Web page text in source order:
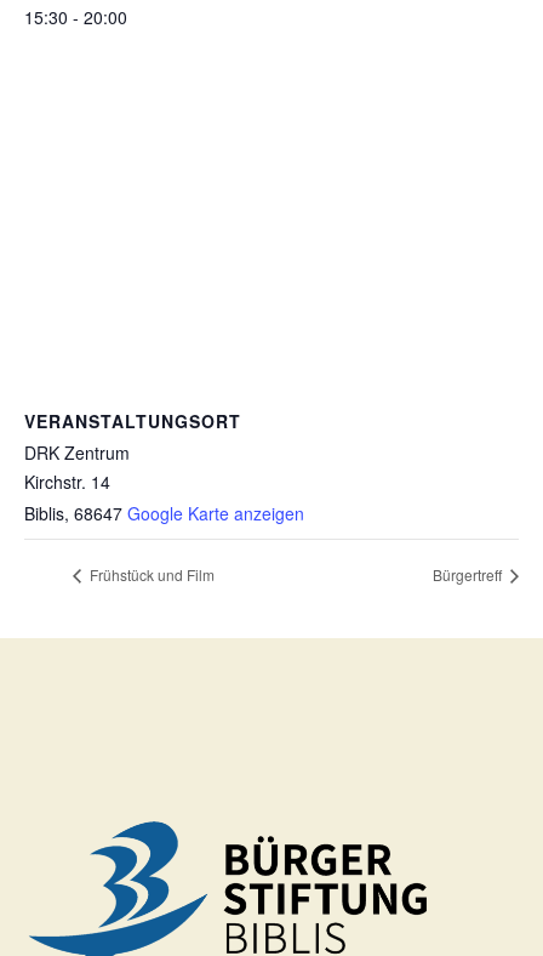
15:30 - 20:00
VERANSTALTUNGSORT
DRK Zentrum
Kirchstr. 14
Biblis, 68647 Google Karte anzeigen
Frühstück und Film Bürgertreff